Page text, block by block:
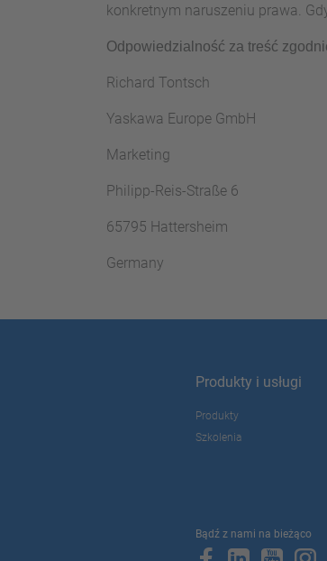
konkretnym naruszeniu prawa.
Odpowiedzialność za treść
Richard Tontsch
Yaskawa Europe GmbH
Marketing
Philipp-Reis-Straße 6
65795 Hattersheim
Germany
Produkty i usługi
Produkty
Szkolenia
Bądź z nami na bieżąco